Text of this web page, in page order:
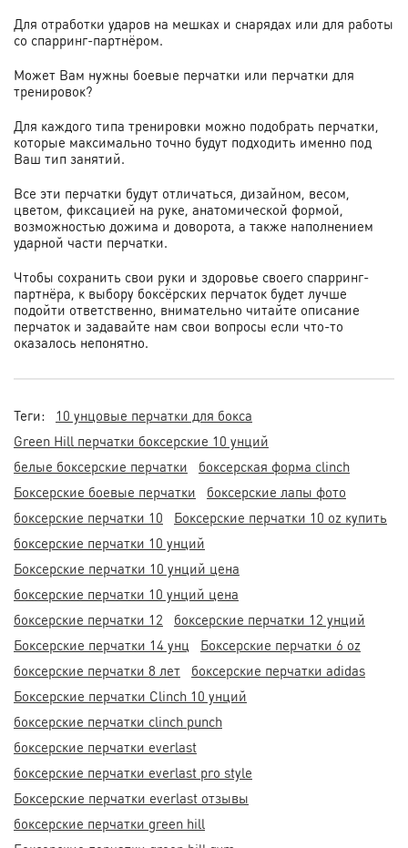
Для отработки ударов на мешках и снарядах или для работы
со спарринг-партнёром.
Может Вам нужны боевые перчатки или перчатки для
тренировок?
Для каждого типа тренировки можно подобрать перчатки,
которые максимально точно будут подходить именно под
Ваш тип занятий.
Все эти перчатки будут отличаться, дизайном, весом,
цветом, фиксацией на руке, анатомической формой,
возможностью дожима и доворота, а также наполнением
ударной части перчатки.
Чтобы сохранить свои руки и здоровье своего спарринг-
партнёра, к выбору боксёрских перчаток будет лучше
подойти ответственно, внимательно читайте описание
перчаток и задавайте нам свои вопросы если что-то
оказалось непонятно.
Теги:
10 унцовые перчатки для бокса
Green Hill перчатки боксерские 10 унций
белые боксерские перчатки
боксерская форма clinch
Боксерские боевые перчатки
боксерские лапы фото
боксерские перчатки 10
Боксерские перчатки 10 oz купить
боксерские перчатки 10 унций
Боксерские перчатки 10 унций цена
боксерские перчатки 10 унций цена
боксерские перчатки 12
боксерские перчатки 12 унций
Боксерские перчатки 14 унц
Боксерские перчатки 6 oz
боксерские перчатки 8 лет
боксерские перчатки adidas
Боксерские перчатки Clinch 10 унций
боксерские перчатки clinch punch
боксерские перчатки everlast
боксерские перчатки everlast pro style
Боксерские перчатки everlast отзывы
боксерские перчатки green hill